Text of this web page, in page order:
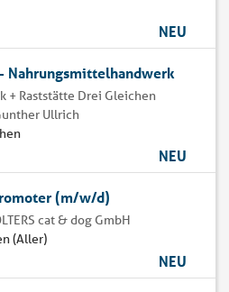
NEU
Nahrungsmittelhandwerk
+ Raststätte Drei Gleichen
Ullrich
NEU
(m/w/d)
cat & dog GmbH
(Aller)
NEU